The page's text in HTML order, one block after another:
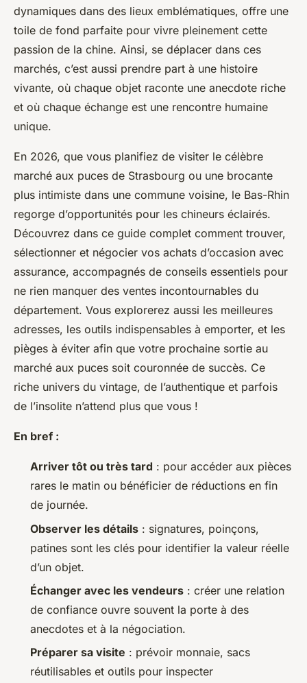
dynamiques dans des lieux emblématiques, offre une
toile de fond parfaite pour vivre pleinement cette
passion de la chine. Ainsi, se déplacer dans ces
marchés, c’est aussi prendre part à une histoire
vivante, où chaque objet raconte une anecdote riche
et où chaque échange est une rencontre humaine
unique.
En 2026, que vous planifiez de visiter le célèbre
marché aux puces de Strasbourg ou une brocante
plus intimiste dans une commune voisine, le Bas-Rhin
regorge d’opportunités pour les chineurs éclairés.
Découvrez dans ce guide complet comment trouver,
sélectionner et négocier vos achats d’occasion avec
assurance, accompagnés de conseils essentiels pour
ne rien manquer des ventes incontournables du
département. Vous explorerez aussi les meilleures
adresses, les outils indispensables à emporter, et les
pièges à éviter afin que votre prochaine sortie au
marché aux puces soit couronnée de succès. Ce
riche univers du vintage, de l’authentique et parfois
de l’insolite n’attend plus que vous !
En bref :
Arriver tôt ou très tard : pour accéder aux pièces
rares le matin ou bénéficier de réductions en fin
de journée.
Observer les détails : signatures, poinçons,
patines sont les clés pour identifier la valeur réelle
d’un objet.
Échanger avec les vendeurs : créer une relation
de confiance ouvre souvent la porte à des
anecdotes et à la négociation.
Préparer sa visite : prévoir monnaie, sacs
réutilisables et outils pour inspecter